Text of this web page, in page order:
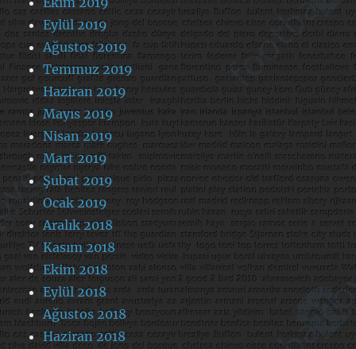
Eylül 2019
Ağustos 2019
Temmuz 2019
Haziran 2019
Mayıs 2019
Nisan 2019
Mart 2019
Şubat 2019
Ocak 2019
Aralık 2018
Kasım 2018
Ekim 2018
Eylül 2018
Ağustos 2018
Haziran 2018